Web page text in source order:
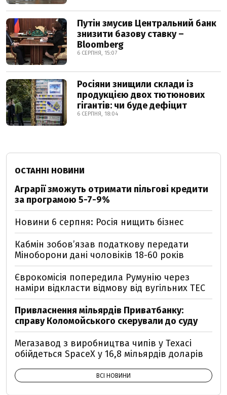
Путін змусив Центральний банк
знизити базову ставку –
Bloomberg
6 СЕРПНЯ, 15:07
Росіяни знищили склади із
продукцією двох тютюнових
гігантів: чи буде дефіцит
6 СЕРПНЯ, 18:04
ОСТАННІ НОВИНИ
Аграрії зможуть отримати пільгові кредити
за програмою 5-7-9%
Новини 6 серпня: Росія нищить бізнес
Кабмін зобовʼязав податкову передати
Міноборони дані чоловіків 18-60 років
Єврокомісія попередила Румунію через
наміри відкласти відмову від вугільних ТЕС
Привласнення мільярдів Приватбанку:
справу Коломойського скерували до суду
Мегазавод з виробництва чипів у Техасі
обійдеться SpaceX у 16,8 мільярдів доларів
ВСІ НОВИНИ